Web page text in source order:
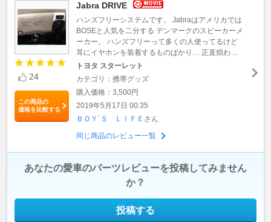
24
この商品の
価格を比較する
Jabra DRIVE
ハンズフリーシステムです。 Jabraはアメリカでは
BOSEと人気を二分する デンマークのスピーカーメ
ーカー。 ハンズフリーって多くの人使ってるけど
耳にイヤホンを装着するものばかり… 正直煩わ ...
トヨタ スターレット
カテゴリ：携帯グッズ
購入価格：3,500円
2019年5月17日 00:35
ＢＯＹ´Ｓ ＬＩＦＥ さん
同じ商品のレビュー一覧
あなたの愛車のパーツレビューを投稿してみません
か？
投稿する